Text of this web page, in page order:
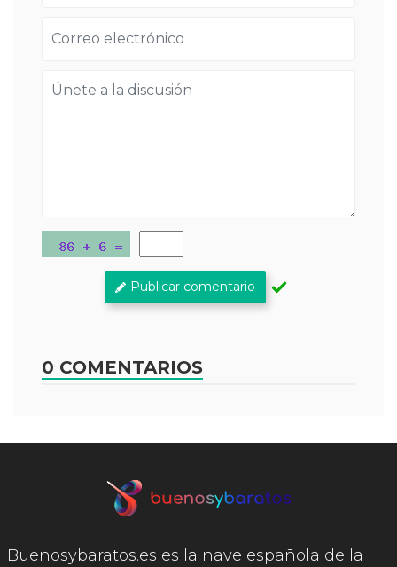
Publicar comentario
0 COMENTARIOS
Buenosybaratos.es es la nave española de la